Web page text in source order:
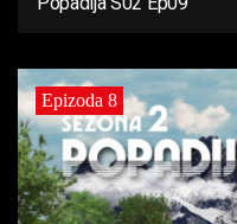
Epizoda 8